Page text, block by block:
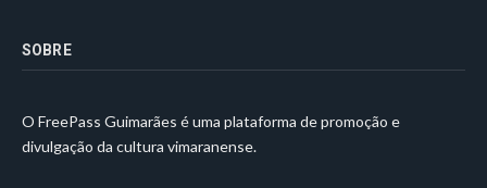
SOBRE
O FreePass Guimarães é uma plataforma de promoção e
divulgação da cultura vimaranense.